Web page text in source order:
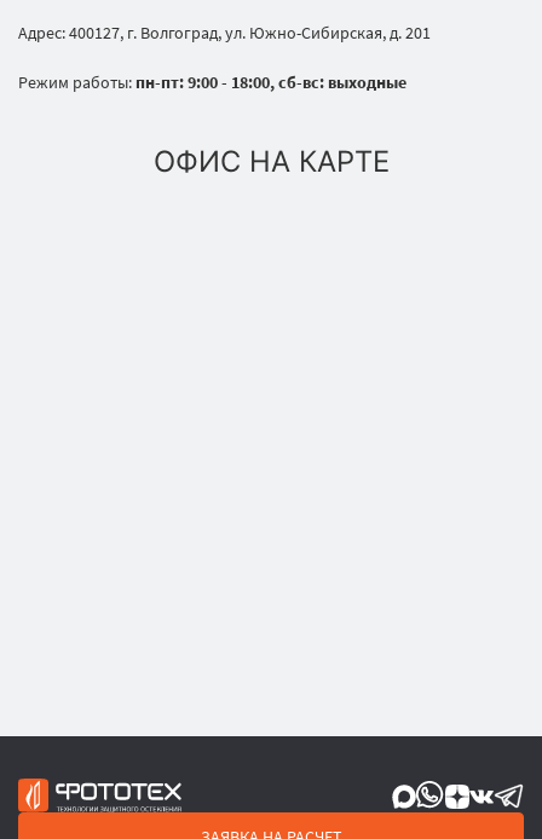
Адрес: 400127, г. Волгоград, ул. Южно-Сибирская, д. 201
Режим работы: пн-пт: 9:00 - 18:00, сб-вс: выходные
ОФИС НА КАРТЕ